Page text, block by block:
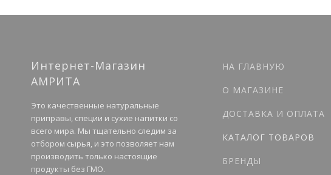
Интернет-Магазин
АМРИТА
Это качественные натуральные
приправы, специи и сухие напитки со
всего мира. Мы тщательно следим за
отбором сырья, и это позволяет нам
производить только настоящие
продукты без ГМО.
НА ГЛАВНУЮ
О МАГАЗИНЕ
ДОСТАВКА И ОПЛАТА
КАТАЛОГ ТОВАРОВ
БРЕНДЫ